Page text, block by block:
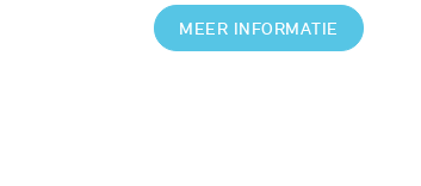
MEER INFORMATIE